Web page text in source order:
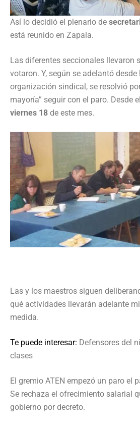
Así lo decidió el plenario de
está reunido en Zapala.
Las diferentes seccionales llevaron
votaron. Y, según se adelantó desde
organización sindical, se resolvió
mayoría” seguir con el paro. Desde el
viernes 18 de este mes.
Las y los maestros siguen
qué actividades llevarán adelante
medida.
Te puede interesar: Defensores del
clases
El gremio ATEN empezó un paro el
Se rechaza el ofrecimiento salarial
gobierno por decreto.